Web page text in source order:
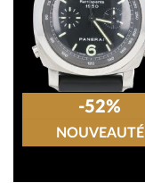
-52%
NOUVEAUTÉ